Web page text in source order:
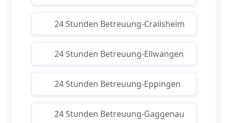
24 Stunden Betreuung-Crailsheim
24 Stunden Betreuung-Ellwangen
24 Stunden Betreuung-Eppingen
24 Stunden Betreuung-Gaggenau